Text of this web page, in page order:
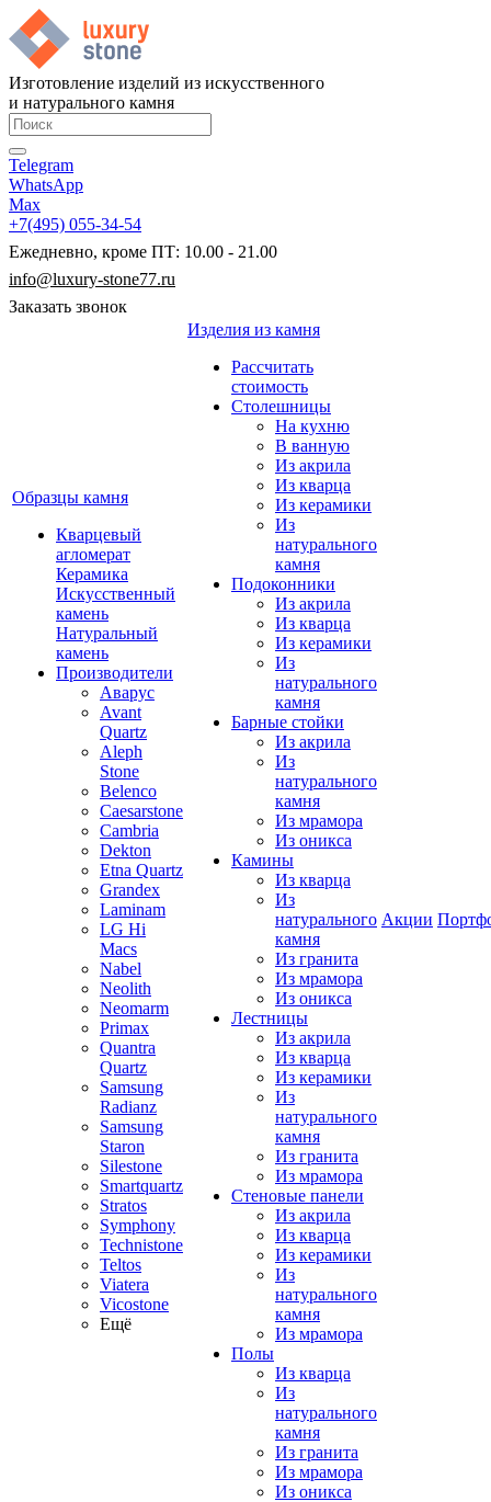
Изготовление изделий из искусственного
и натурального камня
Telegram
WhatsApp
Max
+7(495) 055-34-54
Ежедневно, кроме ПТ: 10.00 - 21.00
info@luxury-stone77.ru
Заказать звонок
Образцы камня
Кварцевый
агломерат
Керамика
Искусственный
камень
Натуральный
камень
Производители
Аварус
Avant
Quartz
Aleph
Stone
Belenco
Caesarstone
Cambria
Dekton
Etna Quartz
Grandex
Laminam
LG Hi
Macs
Nabel
Neolith
Neomarm
Primax
Quantra
Quartz
Samsung
Radianz
Samsung
Staron
Silestone
Smartquartz
Stratos
Symphony
Technistone
Teltos
Viatera
Vicostone
Ещё
Изделия из камня
Рассчитать
стоимость
Столешницы
На кухню
В ванную
Из акрила
Из кварца
Из керамики
Из
натурального
камня
Подоконники
Из акрила
Из кварца
Из керамики
Из
натурального
камня
Барные стойки
Из акрила
Из
натурального
камня
Из мрамора
Из оникса
Камины
Из кварца
Из
натурального
камня
Из гранита
Из мрамора
Из оникса
Лестницы
Из акрила
Из кварца
Из керамики
Из
натурального
камня
Из гранита
Из мрамора
Стеновые панели
Из акрила
Из кварца
Из керамики
Из
натурального
камня
Из мрамора
Полы
Из кварца
Из
натурального
камня
Из гранита
Из мрамора
Из оникса
Акции